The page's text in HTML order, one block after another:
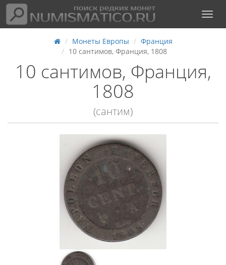
Монеты Европы
Франция
10 сантимов, Франция, 1808
10 сантимов, Франция,
1808
(сантим)